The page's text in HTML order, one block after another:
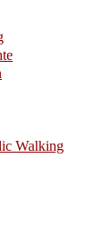
Walking